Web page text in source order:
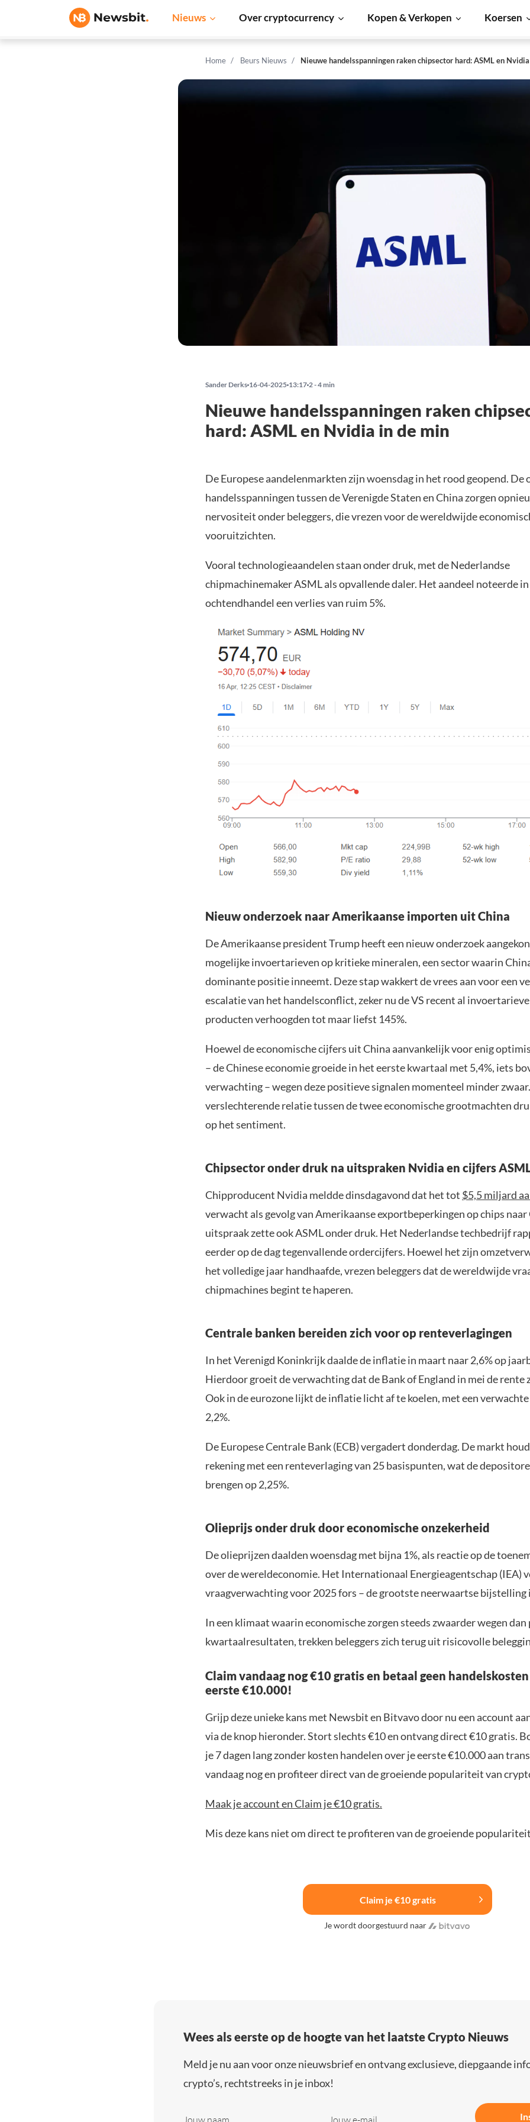
Nieuws Over cryptocurrency Kopen & Verkopen Koersen
Home Beurs Nieuws Nieuwe handelsspanningen raken chipsector hard: ASML en
Sander Derks 16-04-2025 13:17 2 - 4 min
Nieuwe handelsspanningen raken
hard: ASML en Nvidia in de min
De Europese aandelenmarkten zijn woensdag in het rood geopend. De
handelsspanningen tussen de Verenigde Staten en China zorgen
nervositeit onder beleggers, die vrezen voor de wereldwijde
vooruitzichten.
Vooral technologieaandelen staan onder druk, met de Nederlandse
chipmachinemaker ASML als opvallende daler. Het aandeel noteerde
ochtendhandel een verlies van ruim 5%.
Nieuw onderzoek naar Amerikaanse importen uit China
De Amerikaanse president Trump heeft een nieuw onderzoek
mogelijke invoertarieven op kritieke mineralen, een sector waarin
dominante positie inneemt. Deze stap wakkert de vrees aan voor een
escalatie van het handelsconflict, zeker nu de VS recent al
producten verhoogden tot maar liefst 145%.
Hoewel de economische cijfers uit China aanvankelijk voor enig
– de Chinese economie groeide in het eerste kwartaal met 5,4%, iets
verwachting – wegen deze positieve signalen momenteel minder
verslechterende relatie tussen de twee economische grootmachten
op het sentiment.
Chipsector onder druk na uitspraken Nvidia en cijfers
Chipproducent Nvidia meldde dinsdagavond dat het tot $5,5 miljard
verwacht als gevolg van Amerikaanse exportbeperkingen op chips naar
uitspraak zette ook ASML onder druk. Het Nederlandse techbedrijf
eerder op de dag tegenvallende ordercijfers. Hoewel het zijn
het volledige jaar handhaafde, vrezen beleggers dat de wereldwijde
chipmachines begint te haperen.
Centrale banken bereiden zich voor op renteverlagingen
In het Verenigd Koninkrijk daalde de inflatie in maart naar 2,6% op
Hierdoor groeit de verwachting dat de Bank of England in mei de rente
Ook in de eurozone lijkt de inflatie licht af te koelen, met een
2,2%.
De Europese Centrale Bank (ECB) vergadert donderdag. De markt
rekening met een renteverlaging van 25 basispunten, wat de
brengen op 2,25%.
Olieprijs onder druk door economische onzekerheid
De olieprijzen daalden woensdag met bijna 1%, als reactie op de
over de wereldeconomie. Het Internationaal Energieagentschap (IEA)
vraagverwachting voor 2025 fors – de grootste neerwaartse bijstelling
In een klimaat waarin economische zorgen steeds zwaarder wegen
kwartaalresultaten, trekken beleggers zich terug uit risicovolle
Claim vandaag nog €10 gratis en betaal geen
eerste €10.000!
Grijp deze unieke kans met Newsbit en Bitvavo door nu een account
via de knop hieronder. Stort slechts €10 en ontvang direct €10 gratis.
je 7 dagen lang zonder kosten handelen over je eerste €10.000 aan
vandaag nog en profiteer direct van de groeiende populariteit van
Maak je account en Claim je €10 gratis.
Mis deze kans niet om direct te profiteren van de groeiende
Claim je €10 gratis
Je wordt doorgestuurd naar
Wees als eerste op de hoogte van het laatste Crypto Nieuws
Meld je nu aan voor onze nieuwsbrief en ontvang exclusieve, diepgaande
crypto’s, rechtstreeks in je inbox!